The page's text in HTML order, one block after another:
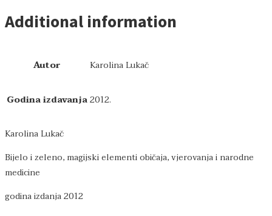
Additional information
Autor Karolina Lukač
Godina izdavanja2012.
Karolina Lukač
Bijelo i zeleno, magijski elementi običaja, vjerovanja i narodne
medicine
godina izdanja 2012